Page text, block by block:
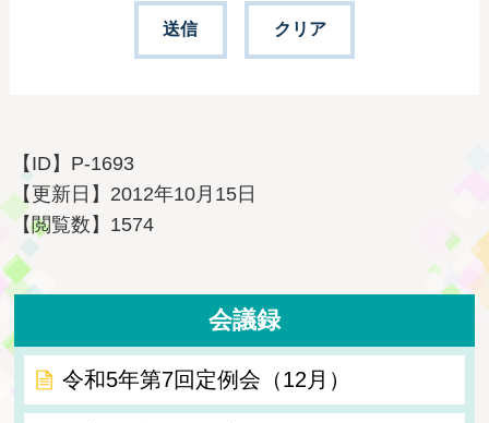
【ID】 P-1693
【更新日】 2012年10月15日
【閲覧数】 1574
会議録
令和5年第7回定例会（12月）